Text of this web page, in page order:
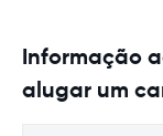
Informação
alugar um